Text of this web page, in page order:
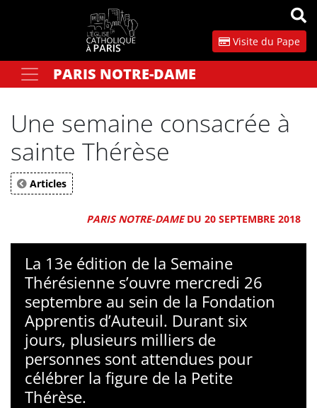
Visite du Pape
Votre recherchePARIS NOTRE-DAME
Une semaine consacrée à
sainte Thérèse
Articles
PARIS NOTRE-DAMEDU 20 SEPTEMBRE 2018
La 13e édition de la Semaine
Thérésienne s’ouvre mercredi 26
septembre au sein de la Fondation
Apprentis d’Auteuil. Durant six
jours, plusieurs milliers de
personnes sont attendues pour
célébrer la figure de la Petite
Thérèse.
Panneau de gestion des cookies